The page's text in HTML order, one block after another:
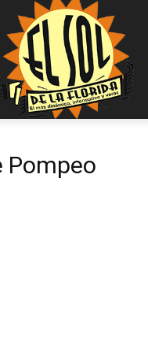
Pompeo